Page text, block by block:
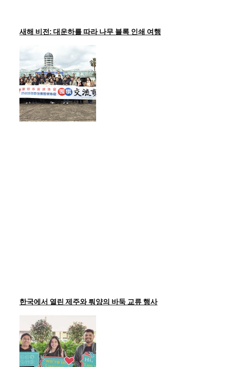
새해 비전: 대운하를 따라 나무 블록 인쇄 여행
한국에서 열린 제주와 뤄양의 바둑 교류 행사